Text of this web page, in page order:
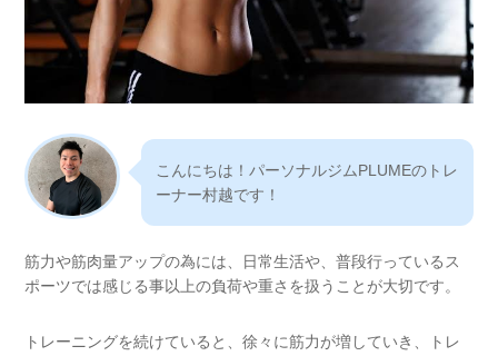
こんにちは！パーソナルジムPLUMEのトレ
ーナー村越です！
筋力や筋肉量アップの為には、日常生活や、普段行っているス
ポーツでは感じる事以上の負荷や重さを扱うことが大切です。
トレーニングを続けていると、徐々に筋力が増していき、トレ